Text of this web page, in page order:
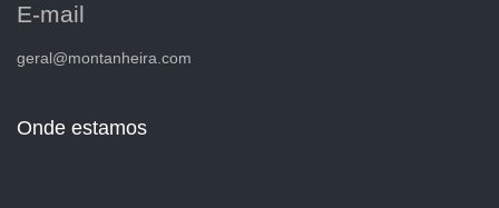
E-mail
geral@montanheira.com
Onde estamos